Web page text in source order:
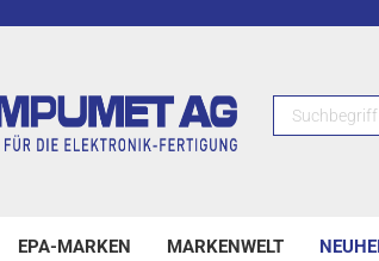
EPA-MARKEN MARKENWELT